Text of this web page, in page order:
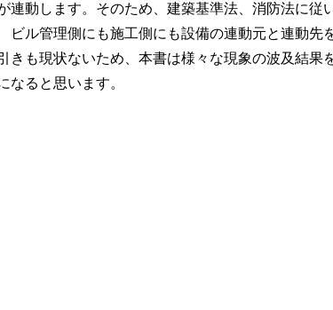
連動します。そのため、建築基準法、消防法に従
ビル管理側にも施工側にも設備の連動元と連動先
きも現状ないため、本書は様々な現象の波及結
なると思います。